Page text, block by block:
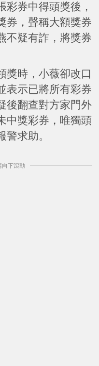
彩券中得頭獎後，
券，聲稱大額獎券
不疑有詐，將獎券
獎時，小薇卻改口
表示已將所有彩券
後翻查對方家門外
中獎彩券，唯獨頭
求助。
向下滾動